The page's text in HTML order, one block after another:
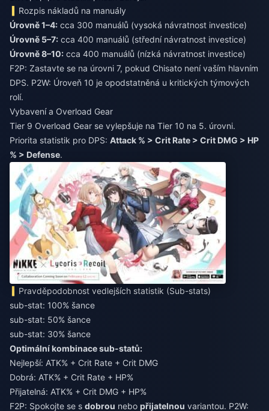
Rozpis nákladů na manuály
Úrovně 1–4: cca 300 manuálů (vysoká návratnost investice)
Úrovně 5–7: cca 400 manuálů (střední návratnost investice)
Úrovně 8–10: cca 400 manuálů (nízká návratnost investice)
F2P: Zastavte se na úrovni 7, pokud Chisato není vaším hlavním
DPS. P2W: Úroveň 10 je opodstatněná u kritických týmových
rolí.
Vybavení a Overload Gear
Tier 9 Overload Gear se vylepšuje na Tier 10 na 5. úrovni.
Priorita statistik pro DPS: Attack % > Crit Rate > Crit DMG > HP
% > Defense.
Pravděpodobnost vedlejších statistik (Sub-stats)
sub-stat: 100% šance
sub-stat: 50% šance
sub-stat: 30% šance
Optimální kombinace sub-statů:
Nejlepší: ATK% + Crit Rate + Crit DMG
Dobrá: ATK% + Crit Rate + HP%
Přijatelná: ATK% + Crit DMG + HP%
F2P: Spokojte se s dobrou nebo přijatelnou variantou. P2W: